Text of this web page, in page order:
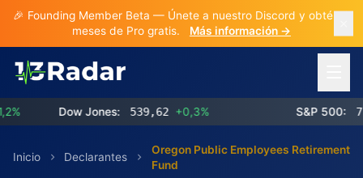
🎉 Founding Member Beta — Únete a nuestro Discord y obtén 3
meses de Pro gratis.
Más información →
Dow Jones: 539,62 +0,3% S&P 500:
Inicio Declarantes
Oregon Public Employees Retirement
Fund